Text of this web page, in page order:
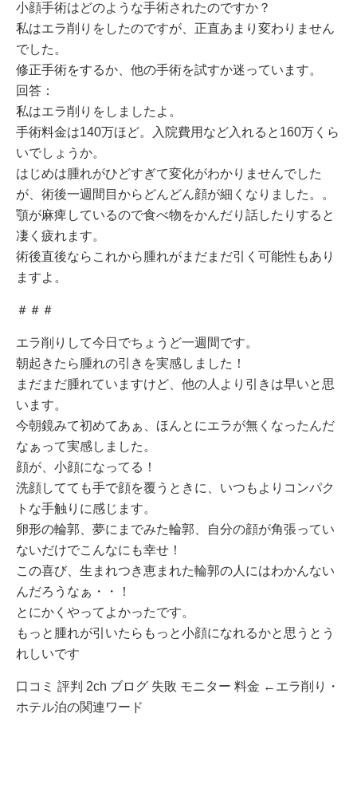
小顔手術はどのような手術されたのですか？
私はエラ削りをしたのですが、正直あまり変わりません
でした。
修正手術をするか、他の手術を試すか迷っています。
回答：
私はエラ削りをしましたよ。
手術料金は140万ほど。入院費用など入れると160万くら
いでしょうか。
はじめは腫れがひどすぎて変化がわかりませんでした
が、術後一週間目からどんどん顔が細くなりました。。
顎が麻痺しているので食べ物をかんだり話したりすると
凄く疲れます。
術後直後ならこれから腫れがまだまだ引く可能性もあり
ますよ。
＃＃＃
エラ削りして今日でちょうど一週間です。
朝起きたら腫れの引きを実感しました！
まだまだ腫れていますけど、他の人より引きは早いと思
います。
今朝鏡みて初めてあぁ、ほんとにエラが無くなったんだ
なぁって実感しました。
顔が、小顔になってる！
洗顔してても手で顔を覆うときに、いつもよりコンパク
トな手触りに感じます。
卵形の輪郭、夢にまでみた輪郭、自分の顔が角張ってい
ないだけでこんなにも幸せ！
この喜び、生まれつき恵まれた輪郭の人にはわかんない
んだろうなぁ・・！
とにかくやってよかったです。
もっと腫れが引いたらもっと小顔になれるかと思うとう
れしいです
口コミ 評判 2ch ブログ 失敗 モニター 料金 ←エラ削り・
ホテル泊の関連ワード